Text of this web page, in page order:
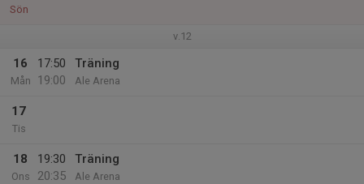
Sön
v.12
16
Mån
17:50
19:00
Träning
Ale Arena
17
Tis
18
Ons
19:30
20:35
Träning
Ale Arena